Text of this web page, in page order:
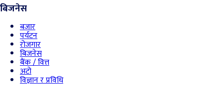
बिजनेस
बजार
पर्यटन
रोजगार
बिजनेस
बैंक / वित्त
अटो
विज्ञान र प्रविधि